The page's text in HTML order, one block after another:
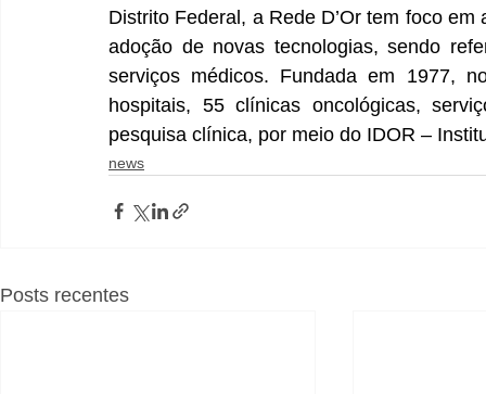
Distrito Federal, a Rede D’Or tem foco
adoção de novas tecnologias, sendo
serviços médicos. Fundada em 1977,
hospitais, 55 clínicas oncológicas,
pesquisa clínica, por meio do IDOR –
news
Posts recentes